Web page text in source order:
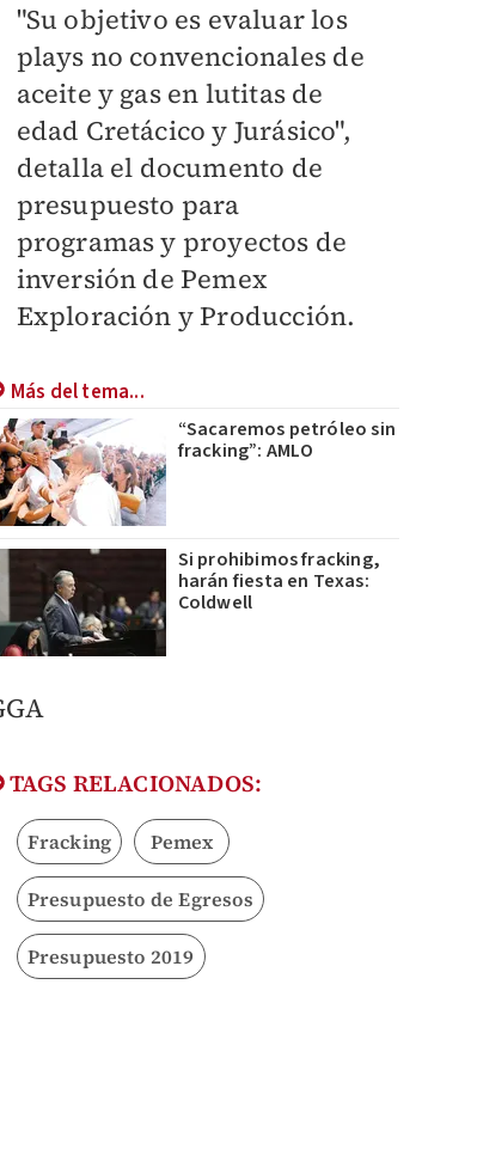
"Su objetivo es evaluar los
plays no convencionales de
aceite y gas en lutitas de
edad Cretácico y Jurásico",
detalla el documento de
presupuesto para
programas y proyectos de
inversión de Pemex
Exploración y Producción.
Más del tema...
“Sacaremos petróleo sin
fracking”: AMLO
Si prohibimos fracking,
harán fiesta en Texas:
Coldwell
TAGS RELACIONADOS:
Fracking Pemex
Presupuesto de Egresos
Presupuesto 2019